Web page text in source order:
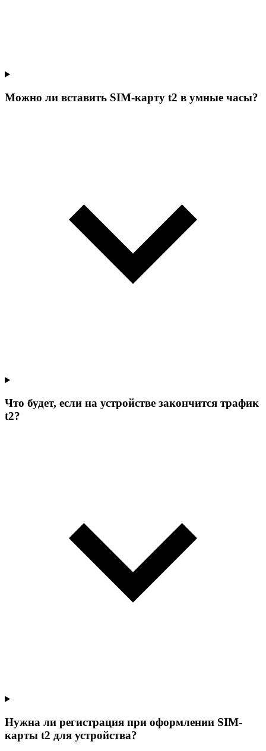
Можно ли вставить SIM-карту t2 в умные часы?
Что будет, если на устройстве закончится трафик
t2?
Нужна ли регистрация при оформлении SIM-
карты t2 для устройства?